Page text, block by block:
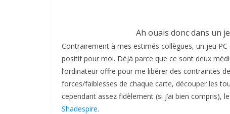
Ah ouais donc dans un
Contrairement à mes estimés collègues, un jeu
positif pour moi. Déjà parce que ce sont deux
l’ordinateur offre pour me libérer des contraintes
forces/faiblesses de chaque carte, découper les
cependant assez fidèlement (si j’ai bien compris),
Shadespire.